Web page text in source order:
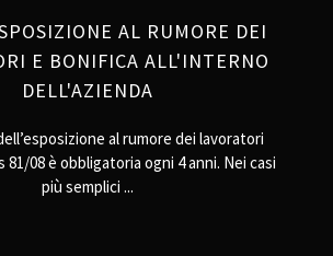
AL RUMORE DEI
E BONIFICA ALL'INTERNO
DELL'AZIENDA
al rumore dei lavoratori
81/08 è obbligatoria ogni 4 anni. Nei casi
più semplici ...